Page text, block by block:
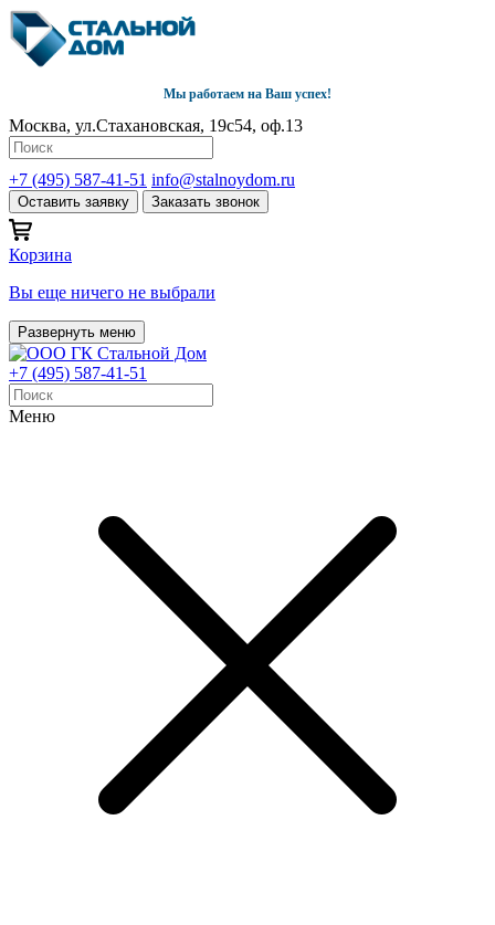
Мы работаем на Ваш успех!
Москва, ул.Стахановская, 19с54, оф.13
+7 (495) 587-41-51 info@stalnoydom.ru
Оставить заявку Заказать звонок
Корзина
Вы еще ничего не выбрали
Развернуть меню
+7 (495) 587-41-51
Меню